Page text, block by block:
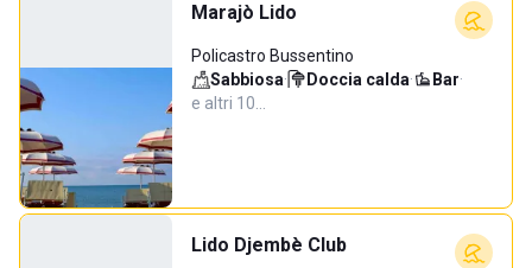
Marajò Lido
Policastro Bussentino
Sabbiosa· Doccia calda· Bar·
e altri 10…
Lido Djembè Club